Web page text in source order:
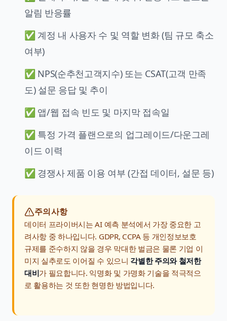
알림 반응률
✅ 계정 내 사용자 수 및 역할 변화 (팀 규모 축소
여부)
✅ NPS(순추천고객지수) 또는 CSAT(고객 만족
도) 설문 응답 및 추이
✅ 앱/웹 접속 빈도 및 마지막 접속일
✅ 특정 가격 플랜으로의 업그레이드/다운그레
이드 이력
✅ 경쟁사 제품 이용 여부 (간접 데이터, 설문 등)
주의사항
데이터 프라이버시는 AI 예측 분석에서 가장 중요한 고
려사항 중 하나입니다. GDPR, CCPA 등 개인정보보호
규제를 준수하지 않을 경우 막대한 벌금은 물론 기업 이
미지 실추로도 이어질 수 있으니 각별한 주의와 철저한
대비가 필요합니다. 익명화 및 가명화 기술을 적극적으
로 활용하는 것 또한 현명한 방법입니다.